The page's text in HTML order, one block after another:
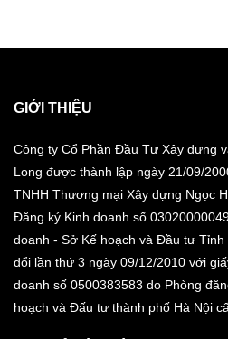
GIỚI THIỆU
Công ty Cổ Phần Đầu Tư Xây dựng
Long được thành lập ngày 21/09/
TNHH Thương mại Xây dựng Ngọc
Đăng ký Kinh doanh số
doanh - Sở Kế hoạch và Đầu tư
đổi lần thứ 3 ngày 09/12/2010 với
doanh số 0500383583 do Phòng
hoạch và Đấu tư thành phố Hà Nội